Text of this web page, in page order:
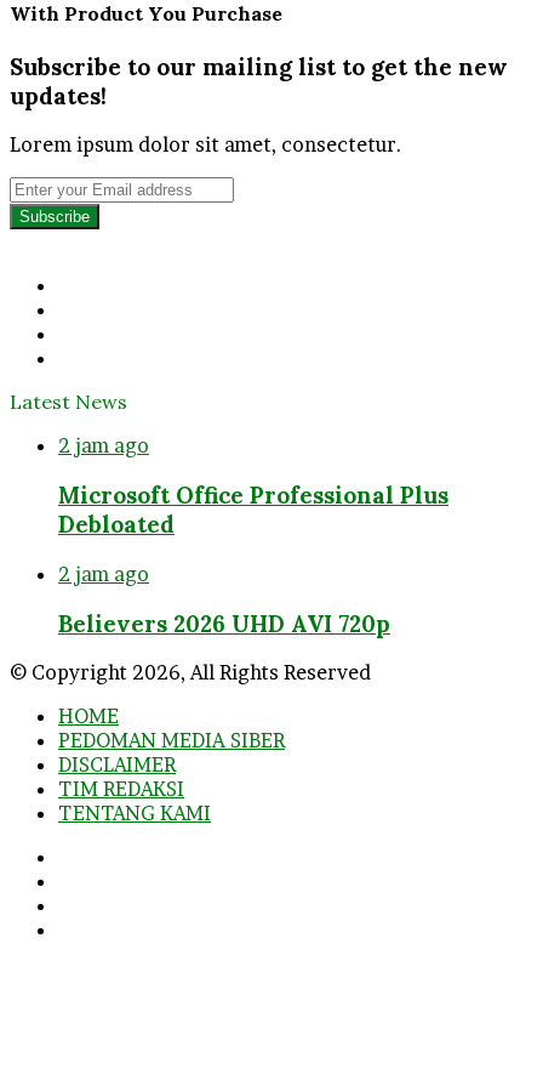
With Product You Purchase
Subscribe to our mailing list to get the new
updates!
Lorem ipsum dolor sit amet, consectetur.
Enter
your
Email
Latest News
2 jam ago
Microsoft Office Professional Plus
Debloated
2 jam ago
Believers 2026 UHD AVI 720p
© Copyright 2026, All Rights Reserved
HOME
PEDOMAN MEDIA SIBER
DISCLAIMER
TIM REDAKSI
TENTANG KAMI